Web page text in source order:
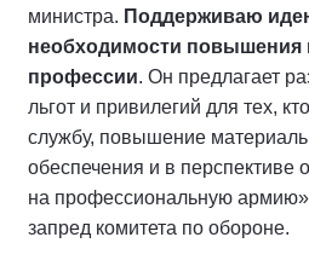
министра. Поддерживаю
необходимости повышения
профессии. Он предлагает
льгот и привилегий для тех,
службу, повышение
обеспечения и в перспективе
на профессиональную
запред комитета по обороне.